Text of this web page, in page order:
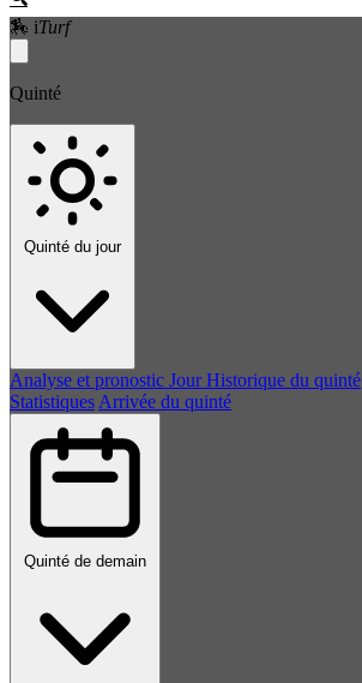
🏇 iTurf
Quinté
Quinté du jour
Analyse et pronostic Jour Historique du quinté
Statistiques Arrivée du quinté
Quinté de demain